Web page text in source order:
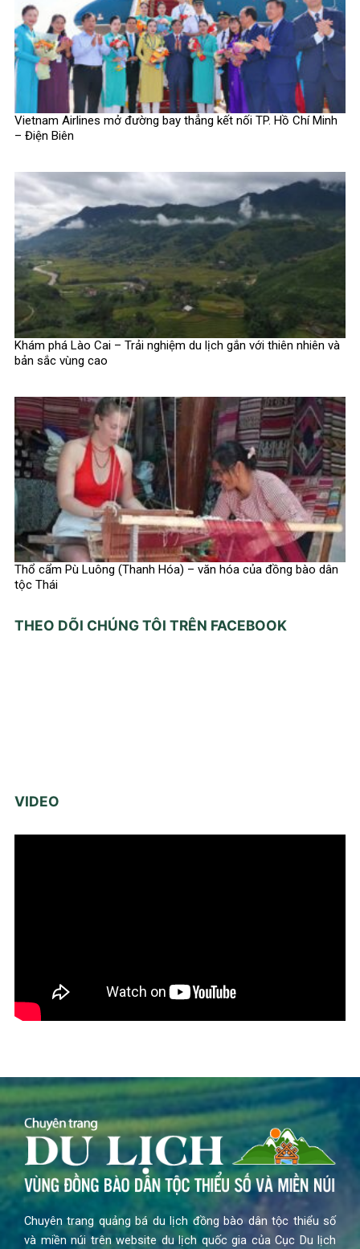
Vietnam Airlines mở đường bay thẳng kết nối TP. Hồ Chí Minh
– Điện Biên
Khám phá Lào Cai – Trải nghiệm du lịch gắn với thiên nhiên và
bản sắc vùng cao
Thổ cẩm Pù Luông (Thanh Hóa) – văn hóa của đồng bào dân
tộc Thái
THEO DÕI CHÚNG TÔI TRÊN FACEBOOK
VIDEO
Chuyên trang quảng bá du lịch đồng bào dân tộc thiểu số
và miền núi trên website du lịch quốc gia của Cục Du lịch